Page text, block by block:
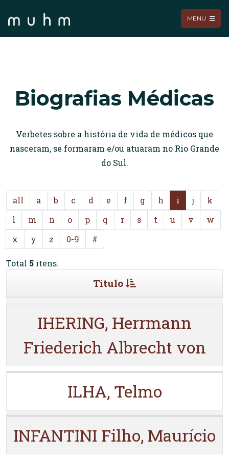
MENU
Biografias Médicas
Verbetes sobre a história de vida de médicos que
nasceram, se formaram e/ou atuaram no Rio Grande
do Sul.
all a b c d e f g h i j
k
l
m n o p q r s t u v
w
x
y z 0-9 #
Total 5 itens.
Titulo
IHERING, Herrmann
Friederich Albrecht von
ILHA, Telmo
INFANTINI Filho, Maurício